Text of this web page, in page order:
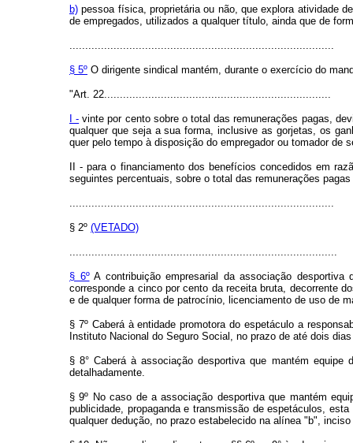
b) pessoa física, proprietária ou não, que explora atividade
de empregados, utilizados a qualquer título, ainda que de
....................................................................................
§ 5º O dirigente sindical mantém, durante o exercício do
"Art. 22........................................................................
I - vinte por cento sobre o total das remunerações pagas,
qualquer que seja a sua forma, inclusive as gorjetas, os
quer pelo tempo à disposição do empregador ou tomador
II - para o financiamento dos benefícios concedidos em
seguintes percentuais, sobre o total das remunerações
....................................................................................
§ 2º (VETADO)
.....................................................................................
§ 6ºA contribuição empresarial da associação
corresponde a cinco por cento da receita bruta, decorrente
e de qualquer forma de patrocínio, licenciamento de uso de
§ 7º Caberá à entidade promotora do espetáculo a
Instituto Nacional do Seguro Social, no prazo de até dois
§ 8° Caberá à associação desportiva que mantém
detalhadamente.
§ 9º No caso de a associação desportiva que mantém
publicidade, propaganda e transmissão de espetáculos,
qualquer dedução, no prazo estabelecido na alínea "b",